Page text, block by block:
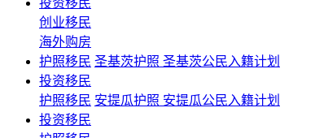
投资移民
创业移民
海外购房
护照移民 圣基茨护照 圣基茨公民入籍计划
投资移民
护照移民 安提瓜护照 安提瓜公民入籍计划
投资移民